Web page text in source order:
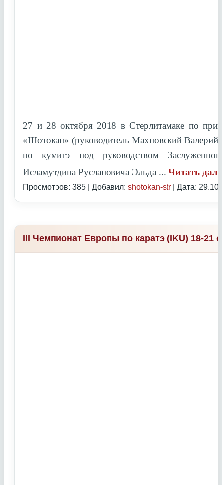
27 и 28 октября 2018 в Стерлитамаке по
«Шотокан» (руководитель Махновский
по кумитэ под руководством
Исламутдина Руслановича Эльда ... Читать
Просмотров: 385 | Добавил: shotokan-str | Дата:
III Чемпионат Европы по каратэ (IKU) 18-21